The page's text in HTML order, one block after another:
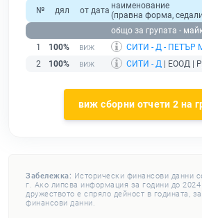
№ дял от дата наименование
(правна форма,
общо за групата -
1
100% СИТИ - Д - ПЕТЪР
2
100% СИТИ - Д | ЕООД |
виж сборни отчети 2 на
Забележка: Исторически финансови данни
г. Ако липсва информация за години до 2024
дружеството е спряло дейност в годината,
финансови данни.